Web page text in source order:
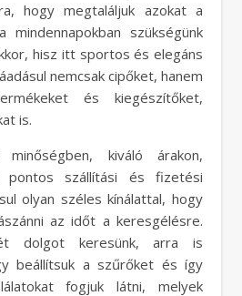
hogy megtaláljuk azokat a
szükségünk
hisz itt sportos és elegáns
nemcsak cipőket, hanem
és kiegészítőket,
is.
minőségben, kiváló árakon,
szállítási és fizetési
olyan széles kínálattal, hogy
az időt a keresgélésre.
dolgot keresünk, arra is
beállítsuk a szűrőket és így
fogjuk látni, melyek